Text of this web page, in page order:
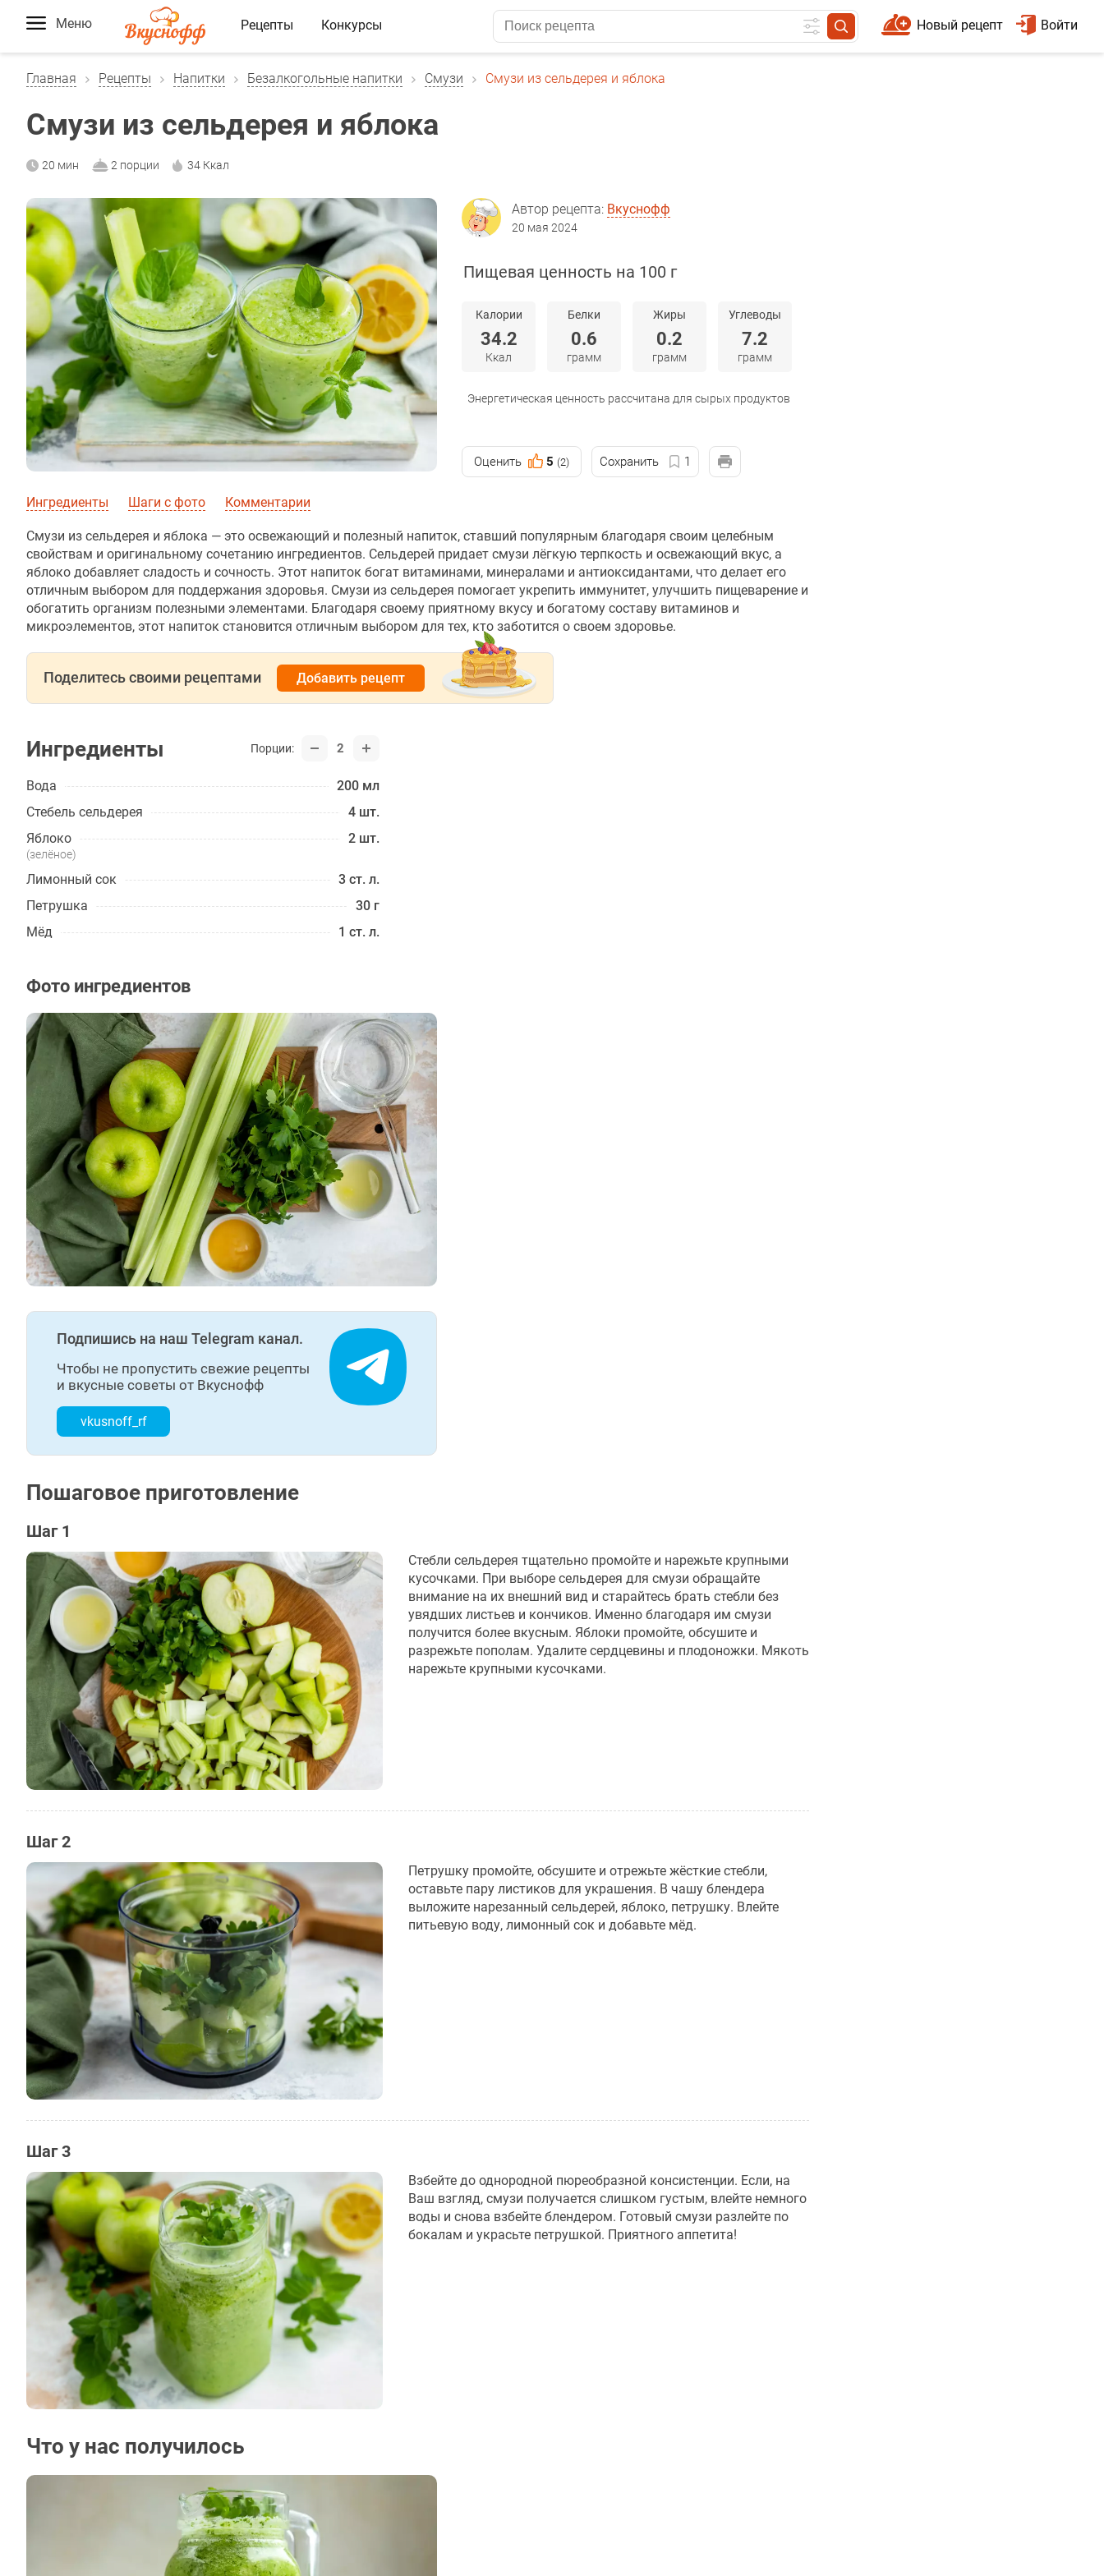
Меню Рецепты Конкурсы Войти
Новый рецепт
Главная Рецепты Напитки Безалкогольные напитки Смузи Смузи из сельдерея и яблока
Смузи из сельдерея и яблока
20 мин 2 порции 34 Ккал
Автор рецепта: Вкуснофф
20 мая 2024
Пищевая ценность на 100 г
Калории
34.2
Ккал
Белки
0.6
грамм
Жиры
0.2
грамм
Углеводы
7.2
грамм
Энергетическая ценность рассчитана для сырых продуктов
Оценить 5 (2) Сохранить 1
Ингредиенты Шаги с фото Комментарии
Смузи из сельдерея и яблока — это освежающий и полезный напиток, ставший популярным благодаря своим целебным
свойствам и оригинальному сочетанию ингредиентов. Сельдерей придает смузи лёгкую терпкость и освежающий вкус, а
яблоко добавляет сладость и сочность. Этот напиток богат витаминами, минералами и антиоксидантами, что делает его
отличным выбором для поддержания здоровья. Смузи из сельдерея помогает укрепить иммунитет, улучшить пищеварение и
обогатить организм полезными элементами. Благодаря своему приятному вкусу и богатому составу витаминов и
микроэлементов, этот напиток становится отличным выбором для тех, кто заботится о своем здоровье.
Поделитесь своими рецептами Добавить рецепт
Ингредиенты Порции: 2
Вода
200 мл
Стебель сельдерея
4 шт.
Яблоко
2 шт.
(зелёное)
Лимонный сок
3 ст. л.
Петрушка
30 г
Мёд
1 ст. л.
Фото ингредиентов
Подпишись на наш Telegram канал.
Чтобы не пропустить свежие рецепты
и вкусные советы от Вкуснофф
vkusnoff_rf
Пошаговое приготовление
Шаг 1
Стебли сельдерея тщательно промойте и нарежьте крупными
кусочками. При выборе сельдерея для смузи обращайте
внимание на их внешний вид и старайтесь брать стебли без
увядших листьев и кончиков. Именно благодаря им смузи
получится более вкусным. Яблоки промойте, обсушите и
разрежьте пополам. Удалите сердцевины и плодоножки. Мякоть
нарежьте крупными кусочками.
Шаг 2
Петрушку промойте, обсушите и отрежьте жёсткие стебли,
оставьте пару листиков для украшения. В чашу блендера
выложите нарезанный сельдерей, яблоко, петрушку. Влейте
питьевую воду, лимонный сок и добавьте мёд.
Шаг 3
Взбейте до однородной пюреобразной консистенции. Если, на
Ваш взгляд, смузи получается слишком густым, влейте немного
воды и снова взбейте блендером. Готовый смузи разлейте по
бокалам и украсьте петрушкой. Приятного аппетита!
Что у нас получилось